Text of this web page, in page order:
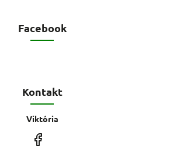
Facebook
Kontakt
Viktória